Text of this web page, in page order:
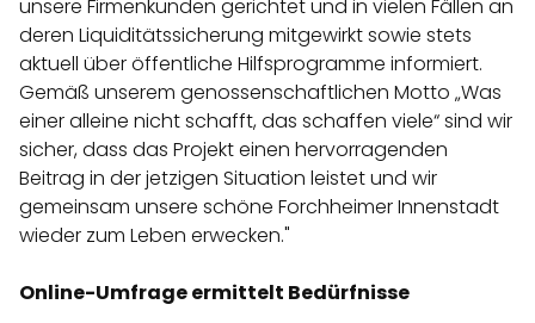
unsere Firmenkunden gerichtet und in vielen Fällen an
deren Liquiditätssicherung mitgewirkt sowie stets
aktuell über öffentliche Hilfsprogramme informiert.
Gemäß unserem genossenschaftlichen Motto „Was
einer alleine nicht schafft, das schaffen viele“ sind wir
sicher, dass das Projekt einen hervorragenden
Beitrag in der jetzigen Situation leistet und wir
gemeinsam unsere schöne Forchheimer Innenstadt
wieder zum Leben erwecken."
Online-Umfrage ermittelt Bedürfnisse